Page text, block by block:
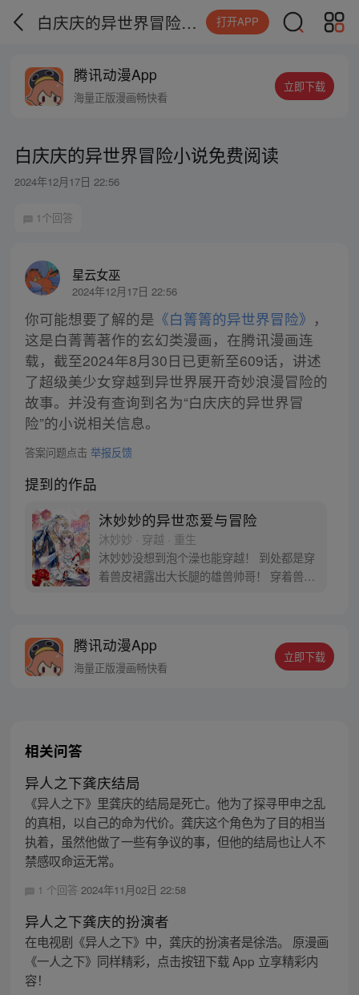
白庆庆的异世界冒险小说免费阅读 打开APP
腾讯动漫App
海量正版漫画畅快看
立即下载
白庆庆的异世界冒险小说免费阅读
2024年12月17日 22:56
1个回答
星云女巫
2024年12月17日 22:56
你可能想要了解的是 《白箐箐的异世界冒险》 ，
这是白菁菁著作的玄幻类漫画，在腾讯漫画连
载，截至2024年8月30日已更新至609话，讲述
了超级美少女穿越到异世界展开奇妙浪漫冒险的
故事。并没有查询到名为“白庆庆的异世界冒
险”的小说相关信息。
答案问题点击 举报反馈
提到的作品
沐妙妙的异世恋爱与冒险
沐妙妙 · 穿越 · 重生
沐妙妙没想到泡个澡也能穿越！ 到处都是穿
着兽皮裙露出大长腿的雄兽帅哥！ 穿着兽皮
知识！ 好好学习，天天向上！ 穿越兽世，甜
宠来袭！【每周五六日更新】
腾讯动漫App
海量正版漫画畅快看
立即下载
相关问答
异人之下龚庆结局
《异人之下》里龚庆的结局是死亡。他为了探寻甲申之乱
的真相，以自己的命为代价。龚庆这个角色为了目的相当
执着，虽然他做了一些有争议的事，但他的结局也让人不
禁感叹命运无常。
1 个回答 2024年11月02日 22:58
异人之下龚庆的扮演者
在电视剧《异人之下》中，龚庆的扮演者是徐浩。 原漫画
《一人之下》同样精彩，点击按钮下载 App 立享精彩内
容！